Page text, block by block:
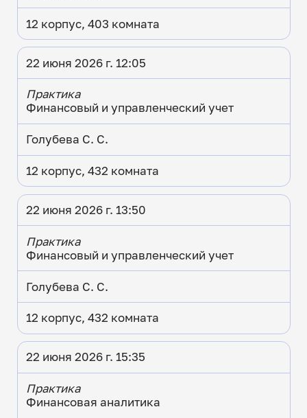
12 корпус, 403 комната
22 июня 2026 г. 12:05
Практика
Финансовый и управленческий учет
Голубева С. С.
12 корпус, 432 комната
22 июня 2026 г. 13:50
Практика
Финансовый и управленческий учет
Голубева С. С.
12 корпус, 432 комната
22 июня 2026 г. 15:35
Практика
Финансовая аналитика